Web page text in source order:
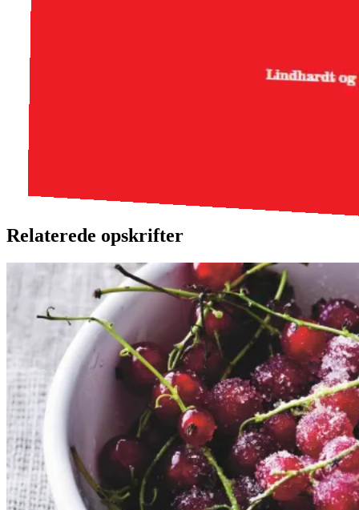
Relaterede opskrifter
Rysteribs Rysteribs
Gem opskrift
Dessert
Dansk mad
Sommermad